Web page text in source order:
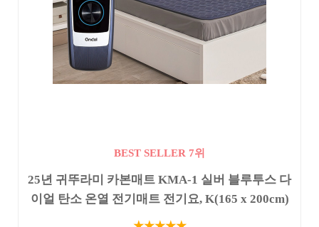
BEST SELLER 7위
25년 귀뚜라미 카본매트 KMA-1 실버 블루투스 다
이얼 탄소 온열 전기매트 전기요, K(165 x 200cm)